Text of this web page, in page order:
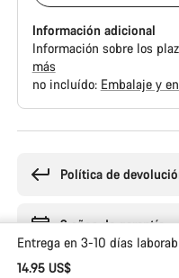
Información adicional
Información sobre los
más
no incluído: Embalaje y
compra
Política de
2 años de garantía
Entrega en 3-10 días
14.95 US$